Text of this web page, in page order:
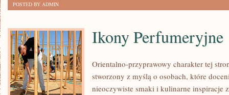
POSTED BY ADMIN
Ikony Perfumeryjne
Orientalno-przyprawowy charakter tej
stworzony z myślą o osobach, które
nieoczywiste smaki i kulinarne inspiracje